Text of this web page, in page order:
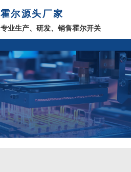
霍尔源头厂家
专业生产、研发、销售霍尔开关